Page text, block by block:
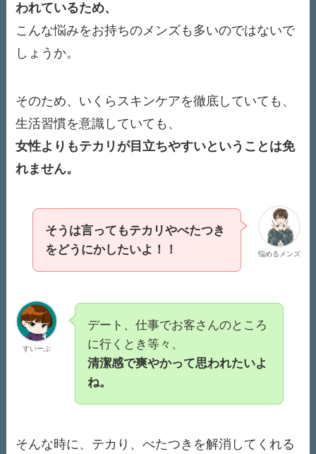
われているため、
こんな悩みをお持ちのメンズも多いのではないで
しょうか。
そのため、いくらスキンケアを徹底していても、
生活習慣を意識していても、
女性よりもテカリが目立ちやすいということは免
れません。
悩めるメンズ
そうは言ってもテカリやべたつき
をどうにかしたいよ！！
すいーぶ
デート、仕事でお客さんのところ
に行くとき等々、
清潔感で爽やかって思われたいよ
ね。
そんな時に、テカり、べたつきを解消してくれる